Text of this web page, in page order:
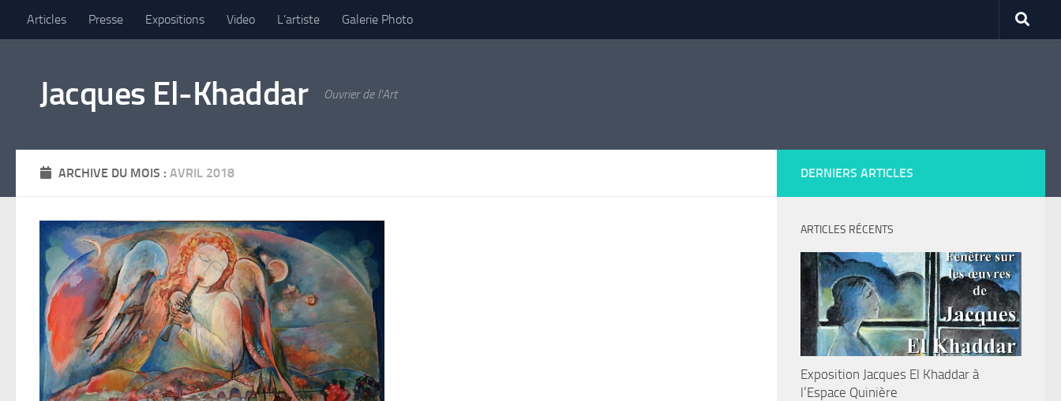
Skip to content
Articles Presse Expositions Video L’artiste Galerie Photo
Jacques El-Khaddar Ouvrier de l'Art
ARCHIVE DU MOIS : AVRIL 2018 DERNIERS ARTICLES
ARTICLES RÉCENTS
Exposition Jacques El Khaddar à
l’Espace Quinière